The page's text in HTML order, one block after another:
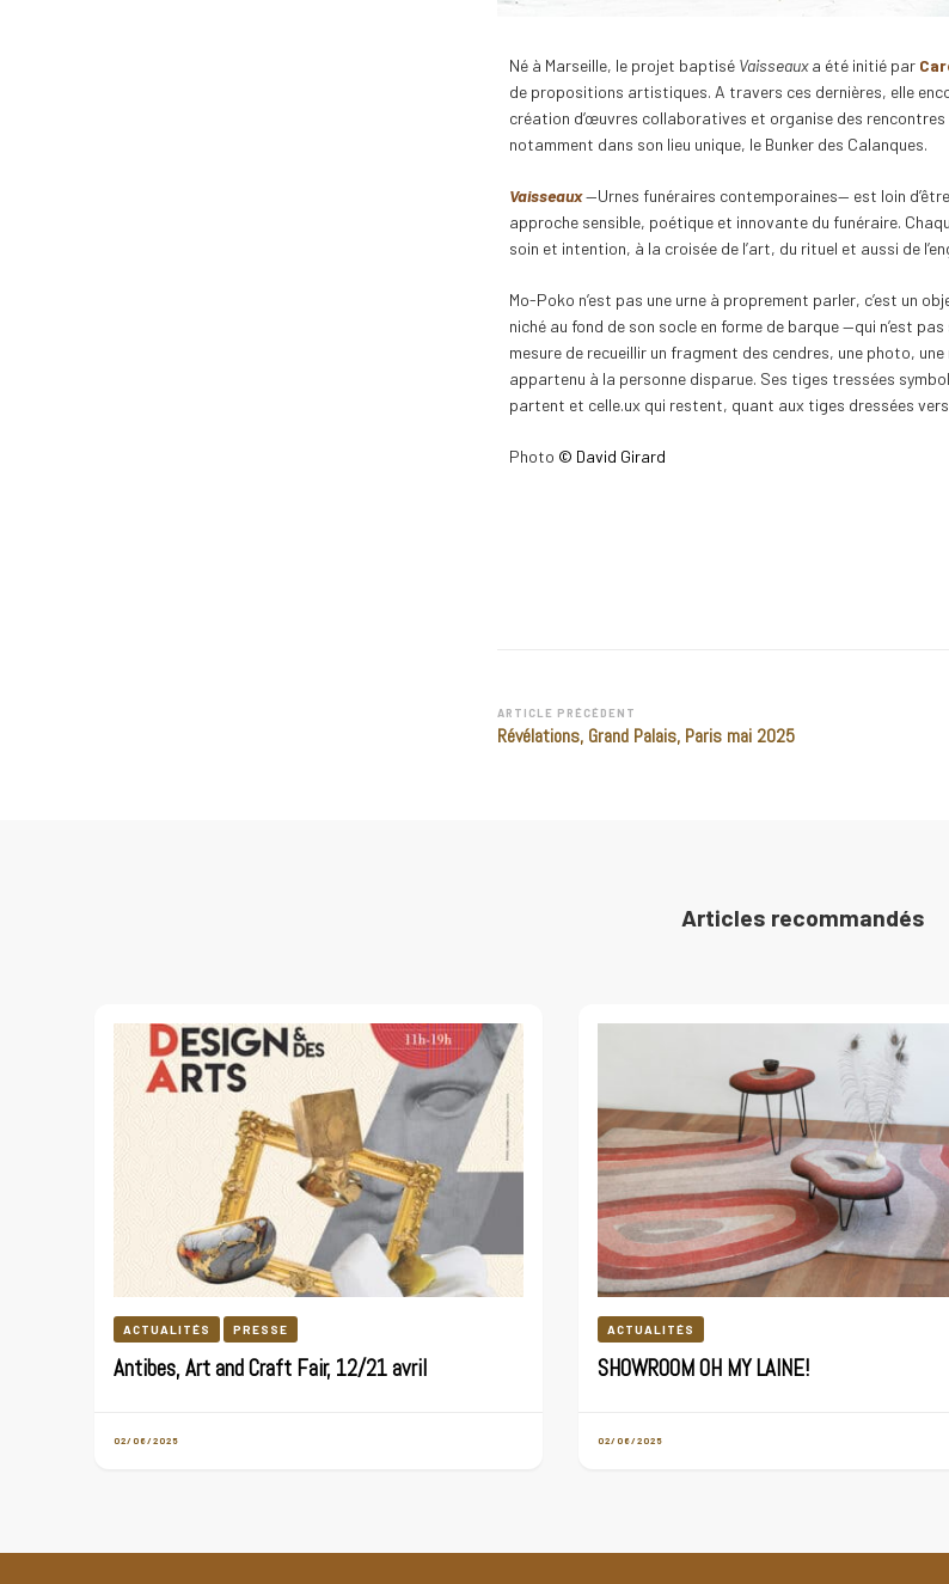
Né à Marseille, le projet baptisé Vaisseauxa été initié par
de propositions artistiques. A travers ces dernières, elle
création d’œuvres collaboratives et organise des rencontres
notamment dans son lieu unique, le Bunker des Calanques.
Vaisseaux—Urnes funéraires contemporaines— est loin
approche sensible, poétique et innovante du funéraire.
soin et intention, à la croisée de l’art, du rituel et aussi de
Mo-Poko n’est pas une urne à proprement parler, c’est un
niché au fond de son socle en forme de barque —qui n’est
mesure de recueillir un fragment des cendres, une photo,
appartenu à la personne disparue. Ses tiges tressées
partent et celle.ux qui restent, quant aux tiges dressées vers
Photo © David Girard
ARTICLE PRÉCÉDENT
Révélations, Grand Palais, Paris mai 2025
Articles recommandés
ACTUALITÉS PRESSE
Antibes, Art and Craft Fair, 12/21 avril
02/06/2025
ACTUALITÉS
SHOWROOM OH MY LAINE!
02/06/2025